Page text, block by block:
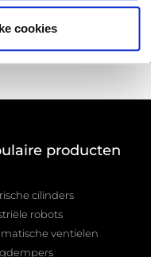
cookies
producten
cilinders
robots
ventielen